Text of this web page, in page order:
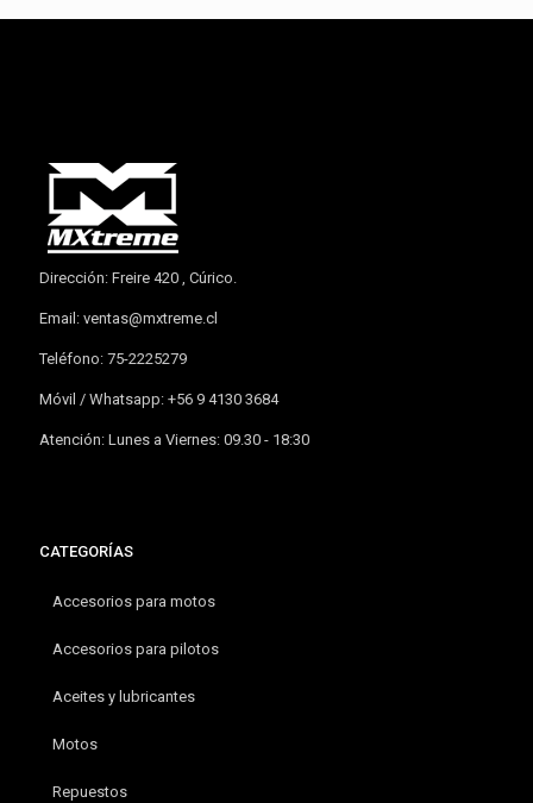
Dirección: Freire 420 , Cúrico.
Email: ventas@mxtreme.cl
Teléfono: 75-2225279
Móvil / Whatsapp: +56 9 4130 3684
Atención: Lunes a Viernes: 09.30 - 18:30
CATEGORÍAS
Accesorios para motos
Accesorios para pilotos
Aceites y lubricantes
Motos
Repuestos